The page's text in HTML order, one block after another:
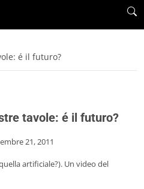
é il futuro?
tavole: é il futuro?
21, 2011
artificiale?). Un video del